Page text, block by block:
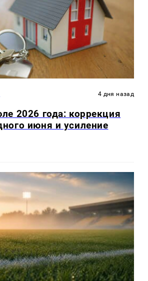
4 дня назад
2026 года: коррекция
июня и усиление